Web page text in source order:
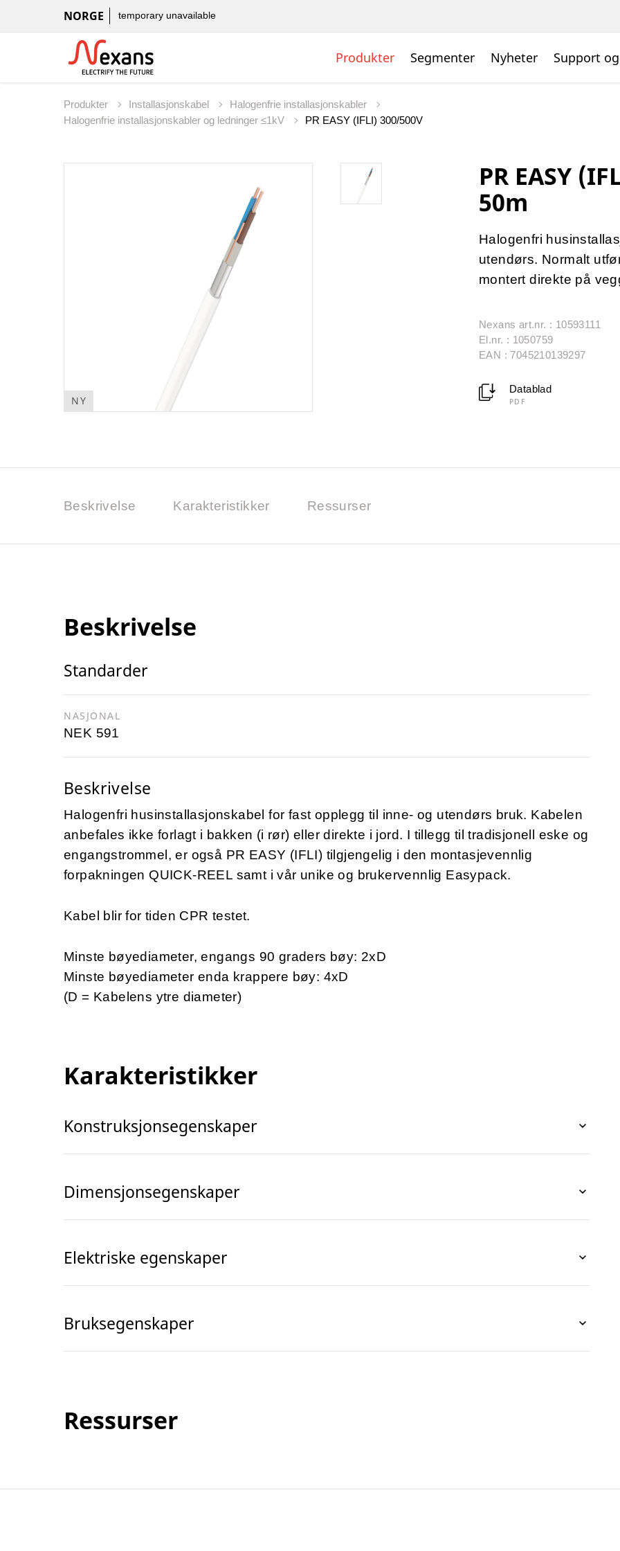
NORGE temporary unavailable
Produkter Segmenter Nyheter Support
Produkter Installasjonskabel
Halogenfrie installasjonskabler
Halogenfrie installasjonskabler og ledninger ≤1kV
PR EASY (IFLI) 300/500V
NY
PR EASY
50m
Halogenfri
utendørs. Normalt
montert direkte på
Nexans art.nr. : 10593111
El.nr. : 1050759
EAN : 7045210139297
Datablad
PDF
Beskrivelse Karakteristikker Ressurser
Beskrivelse
Standarder
NASJONAL
NEK 591
Beskrivelse
Halogenfri husinstallasjonskabel for fast opplegg til inne- og utendørs bruk. Kabelen
anbefales ikke forlagt i bakken (i rør) eller direkte i jord. I tillegg til tradisjonell eske og
engangstrommel, er også PR EASY (IFLI) tilgjengelig i den montasjevennlig
forpakningen QUICK-REEL samt i vår unike og brukervennlig Easypack.
Kabel blir for tiden CPR testet.
Minste bøyediameter, engangs 90 graders bøy: 2xD
Minste bøyediameter enda krappere bøy: 4xD
(D = Kabelens ytre diameter)
Karakteristikker
Konstruksjonsegenskaper
Dimensjonsegenskaper
Elektriske egenskaper
Bruksegenskaper
Ressurser